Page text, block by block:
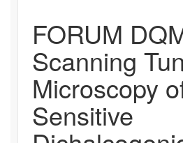
FORUM
Scanning
Microscopy
Sensitive